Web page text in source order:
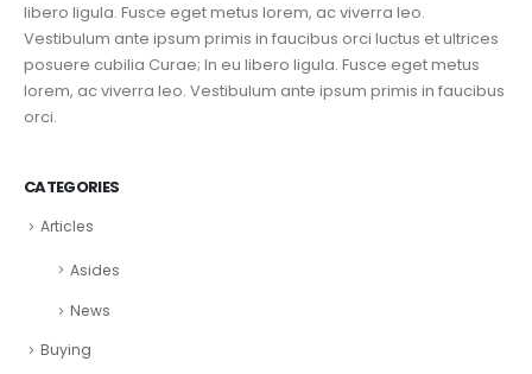
libero ligula. Fusce eget metus lorem, ac viverra leo.
Vestibulum ante ipsum primis in faucibus orci luctus et ultrices
posuere cubilia Curae; In eu libero ligula. Fusce eget metus
lorem, ac viverra leo. Vestibulum ante ipsum primis in faucibus
orci.
CATEGORIES
Articles
Asides
News
Buying